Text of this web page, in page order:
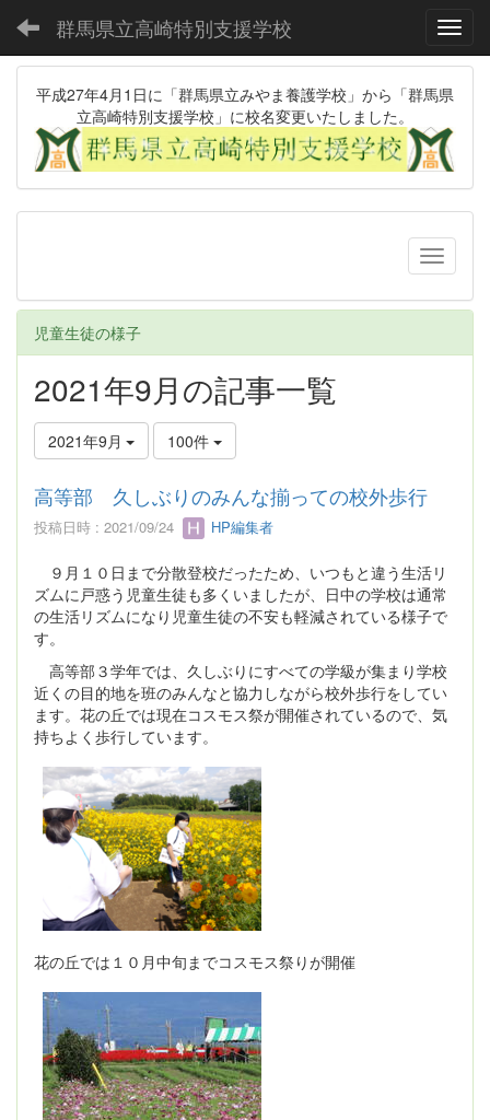
群馬県立高崎特別支援学校
平成27年4月1日に「群馬県立みやま養護学校」から「群馬県
立高崎特別支援学校」に校名変更いたしました。
児童生徒の様子
2021年9月の記事一覧
2021年9月 100件
高等部 久しぶりのみんな揃っての校外歩行
投稿日時 : 2021/09/24 HP編集者
９月１０日まで分散登校だったため、いつもと違う生活リ
ズムに戸惑う児童生徒も多くいましたが、日中の学校は通常
の生活リズムになり児童生徒の不安も軽減されている様子で
す。
高等部３学年では、久しぶりにすべての学級が集まり学校
近くの目的地を班のみんなと協力しながら校外歩行をしてい
ます。花の丘では現在コスモス祭が開催されているので、気
持ちよく歩行しています。
花の丘では１０月中旬までコスモス祭りが開催